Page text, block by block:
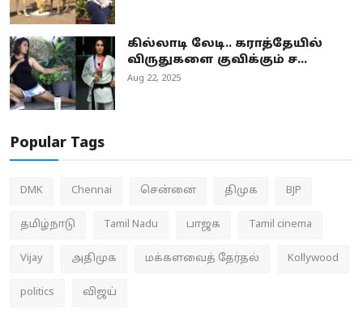
கில்லாடி லேடி.. கராத்தேயில்
விருதுகளை குவிக்கும் ச...
Aug 22, 2025
Popular Tags
DMK Chennai சென்னை திமுக BJP
தமிழ்நாடு Tamil Nadu பாஜக Tamil cinema
Vijay அதிமுக மக்களவைத் தேர்தல் Kollywood
politics விஜய்